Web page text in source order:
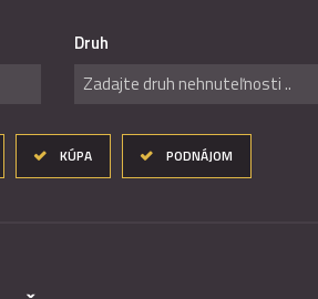
Druh
Zadajte druh nehnuteľnosti ..
KÚPA PODNÁJOM